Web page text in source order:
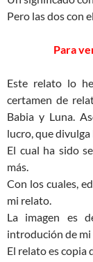
Pero las dos con
Para
Este relato lo
certamen de
Babia y Luna.
lucro, que divulga
El cual ha sido
más.
Con los cuales,
mi relato.
La imagen es
introdución de
El relato es copia